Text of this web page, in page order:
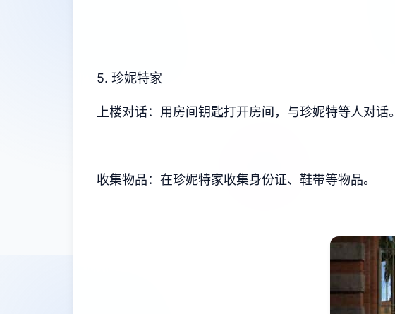
5. 珍妮特家
上楼对话：用房间钥匙打开房间，与珍妮特等人对话。
收集物品：在珍妮特家收集身份证、鞋带等物品。